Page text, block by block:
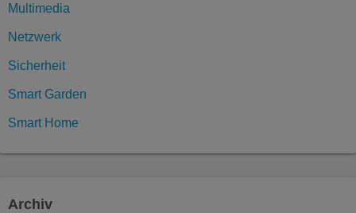
Multimedia
Netzwerk
Sicherheit
Smart Garden
Smart Home
Archiv